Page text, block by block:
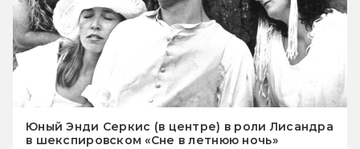
Юный Энди Серкис (в центре) в роли Лисандра
в шекспировском «Сне в летнюю ночь»